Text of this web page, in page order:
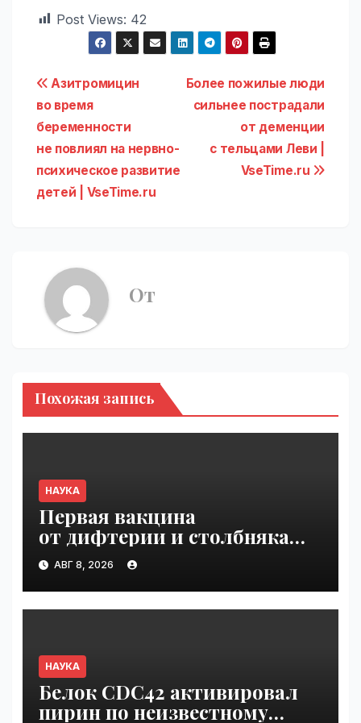
Post Views: 42
Навигация
по
записям
Более пожилые люди
сильнее пострадали
от деменции
с тельцами Леви |
VseTime.ru
Азитромицин
во время
беременности
не повлиял на нервно-
психическое развитие
детей | VseTime.ru
От
Похожая запись
НАУКА
Первая вакцина
от дифтерии и столбняка
с хранением без
холодильника прошла
первую фазу испытаний |
VseTime.ru
АВГ 8, 2026
НАУКА
Белок CDC42 активировал
пирин по неизвестному